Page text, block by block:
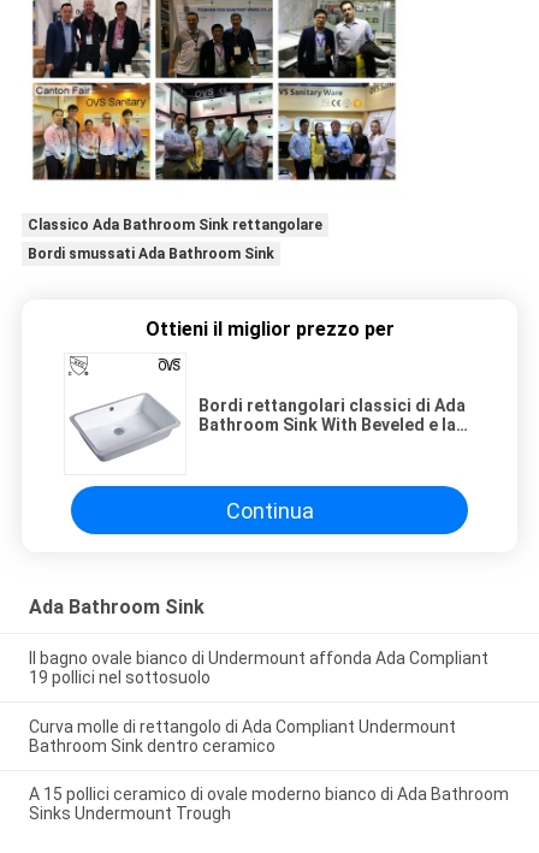
Classico Ada Bathroom Sink rettangolare
Bordi smussati Ada Bathroom Sink
Ottieni il miglior prezzo per
Bordi rettangolari classici di Ada
Bathroom Sink With Beveled e la
Continua
Ada Bathroom Sink
Il bagno ovale bianco di Undermount affonda Ada Compliant
19 pollici nel sottosuolo
Curva molle di rettangolo di Ada Compliant Undermount
Bathroom Sink dentro ceramico
A 15 pollici ceramico di ovale moderno bianco di Ada Bathroom
Sinks Undermount Trough